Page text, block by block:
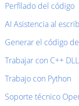
Perfilado del código
AI Asistencia al
Generar el código
Trabajar con C++
Trabajo con Python
Soporte técnico